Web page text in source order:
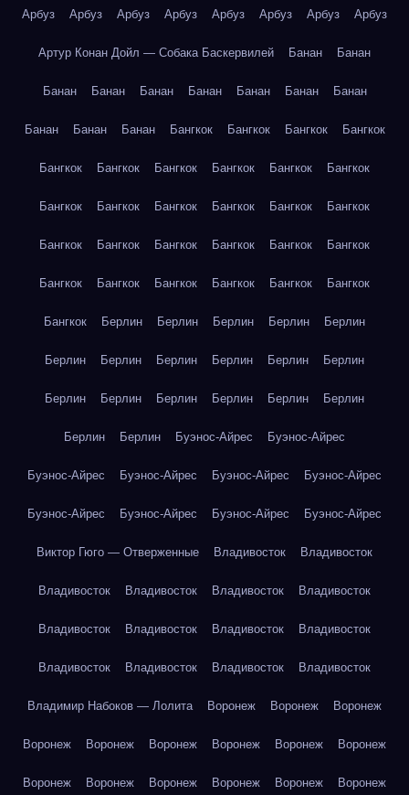
Арбуз Арбуз Арбуз Арбуз Арбуз Арбуз Арбуз Арбуз
Артур Конан Дойл — Собака Баскервилей Банан Банан
Банан Банан Банан Банан Банан Банан Банан
Банан Банан Банан Бангкок Бангкок Бангкок Бангкок
Бангкок Бангкок Бангкок Бангкок Бангкок Бангкок
Бангкок Бангкок Бангкок Бангкок Бангкок Бангкок
Бангкок Бангкок Бангкок Бангкок Бангкок Бангкок
Бангкок Бангкок Бангкок Бангкок Бангкок Бангкок
Бангкок Берлин Берлин Берлин Берлин Берлин
Берлин Берлин Берлин Берлин Берлин Берлин
Берлин Берлин Берлин Берлин Берлин Берлин
Берлин Берлин Буэнос-Айрес Буэнос-Айрес
Буэнос-Айрес Буэнос-Айрес Буэнос-Айрес Буэнос-Айрес
Буэнос-Айрес Буэнос-Айрес Буэнос-Айрес Буэнос-Айрес
Виктор Гюго — Отверженные Владивосток Владивосток
Владивосток Владивосток Владивосток Владивосток
Владивосток Владивосток Владивосток Владивосток
Владивосток Владивосток Владивосток Владивосток
Владимир Набоков — Лолита Воронеж Воронеж Воронеж
Воронеж Воронеж Воронеж Воронеж Воронеж Воронеж
Воронеж Воронеж Воронеж Воронеж Воронеж Воронеж